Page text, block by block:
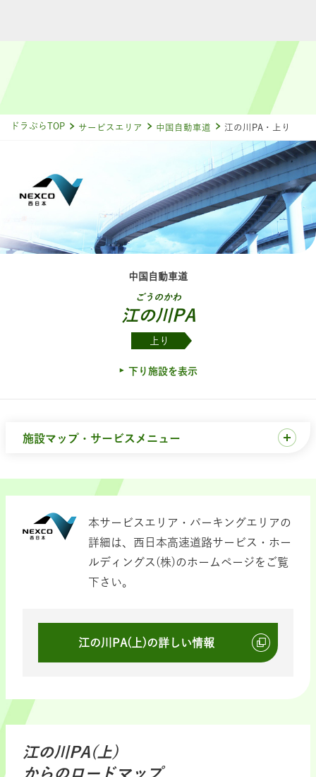
ドラぷらTOP サービスエリア 中国自動車道 江の川PA・上り
中国自動車道
ごうのかわ
江の川PA
上り
下り施設を表示
施設マップ・サービスメニュー
本サービスエリア・パーキングエリアの
詳細は、西日本高速道路サービス・ホー
ルディングス(株)のホームページをご覧
下さい。
江の川PA(上)の詳しい情報
江の川PA(上)
からのロードマップ